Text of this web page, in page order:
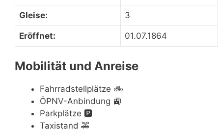
Gleise: 3
Eröffnet: 01.07.1864
Mobilität und Anreise
Fahrradstellplätze 🚲
ÖPNV-Anbindung 🚉
Parkplätze 🅿️
Taxistand 🚕